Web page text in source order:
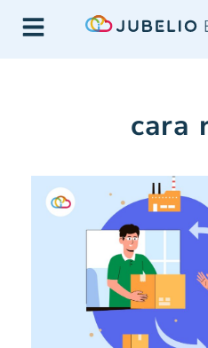
cara